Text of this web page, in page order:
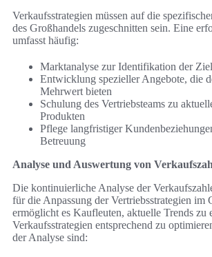
Verkaufsstrategien müssen auf die
des Großhandels zugeschnitten sein. Eine
umfasst häufig:
Marktanalyse zur Identifikation der
Entwicklung spezieller Angebote, die
Mehrwert bieten
Schulung des Vertriebsteams zu
Produkten
Pflege langfristiger
Betreuung
Analyse und Auswertung von
Die kontinuierliche Analyse der
für die Anpassung der Vertriebsstrategien im
ermöglicht es Kaufleuten, aktuelle Trends zu
Verkaufsstrategien entsprechend zu
der Analyse sind: